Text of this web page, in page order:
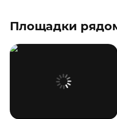
Площадки